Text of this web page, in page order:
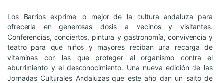
Los Barrios exprime lo mejor de la cultura andaluza para
ofrecerla en generosas dosis a vecinos y visitantes.
Conferencias, conciertos, pintura y gastronomía, convivencia y
teatro para que niños y mayores reciban una recarga de
vitaminas con las que proteger al organismo contra el
aburrimiento y el desconocimiento. Una nueva edición de las
Jornadas Culturales Andaluzas que este año dan un salto de